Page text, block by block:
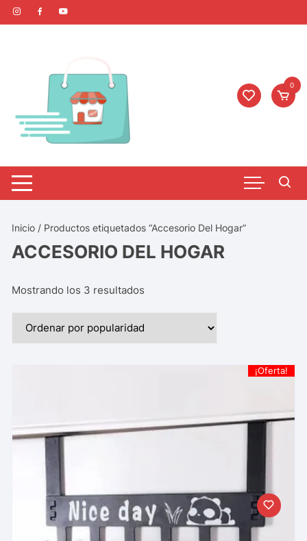
0
Inicio / Productos etiquetados “Accesorio Del Hogar”
ACCESORIO DEL HOGAR
Mostrando los 3 resultados
¡Oferta!